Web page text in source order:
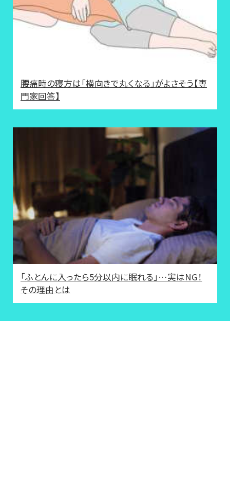
腰痛時の寝方は「横向きで丸くなる」がよさそう【専
門家回答】
「ふとんに入ったら5分以内に眠れる」…実はNG！
その理由とは